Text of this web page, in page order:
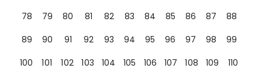
78
79 80 81 82 83 84 85 86 87
88
89
90 91 92 93 94 95 96 97 98
99
100
101 102 103 104 105 106 107 108 109
110